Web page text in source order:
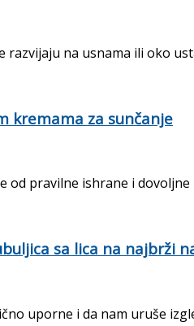
razvijaju na usnama ili oko
kremama za sunčanje
od pravilne ishrane i
sa lica na najbrži
uporne i da nam uruše